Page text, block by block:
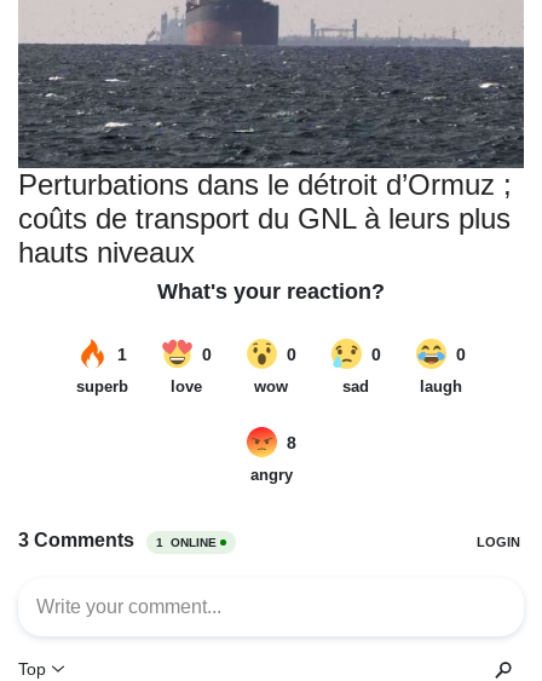
Perturbations dans le détroit d’Ormuz ;
coûts de transport du GNL à leurs plus
hauts niveaux